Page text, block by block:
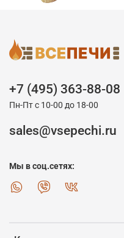
+7 (495) 363-88-08
Пн-Пт с 10-00 до 18-00
sales@vsepechi.ru
Мы в соц.сетях: